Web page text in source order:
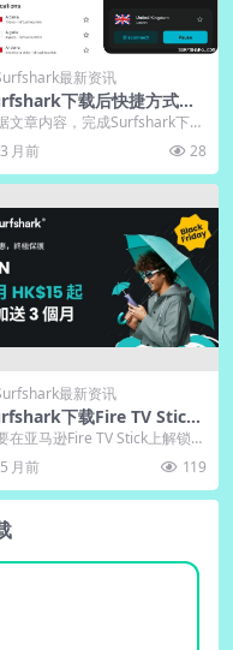
最新资讯
下载后快捷方式创
桌面整理
文章内容，完成Surfshark下载
可通过开始菜单或安装目录手
建桌面...
3 月前 28
最新资讯
下载Fire TV Stick
逊设备适配版
在亚马逊Fire TV Stick上解锁全
媒体并保护隐私？本指南详细
...
5 月前 119